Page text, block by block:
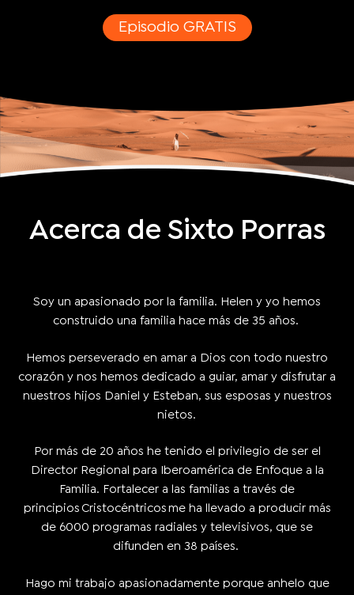
Episodio GRATIS
Acerca de Sixto Porras
Soy un apasionado por la familia. Helen y yo hemos
construido una familia hace más de 35 años.
Hemos perseverado en amar a Dios con todo nuestro
corazón y nos hemos dedicado a guiar, amar y disfrutar a
nuestros hijos Daniel y Esteban, sus esposas y nuestros
nietos.
Por más de 20 años he tenido el privilegio de ser el
Director Regional para Iberoamérica de Enfoque a la
Familia. Fortalecer a las familias a través de
principios Cristocéntricos me ha llevado a producir más
de 6000 programas radiales y televisivos, que se
difunden en 38 países.
Hago mi trabajo apasionadamente porque anhelo que